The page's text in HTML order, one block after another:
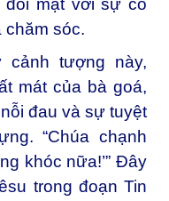
chăm sóc.
cảnh tượng này,
mát của bà goá,
đau và sự tuyệt
“Chúa chạnh
khóc nữa!’” Đây
trong đoạn Tin